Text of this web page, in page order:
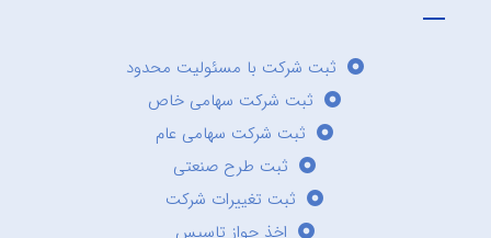
ثبت شرکت با مسئولیت محدود
ثبت شرکت سهامی خاص
ثبت شرکت سهامی عام
ثبت طرح صنعتی
ثبت تغییرات شرکت